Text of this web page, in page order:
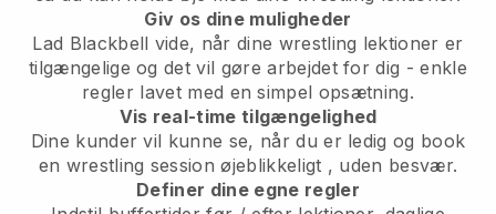
Giv os dine muligheder
Lad Blackbell vide, når dine wrestling lektioner er
tilgængelige og det vil gøre arbejdet for dig - enkle
regler lavet med en simpel opsætning.
Vis real-time tilgængelighed
Dine kunder vil kunne se, når du er ledigog book
en wrestling session øjeblikkeligt , uden besvær.
Definer dine egne regler